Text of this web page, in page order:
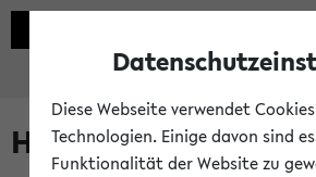
Hilfe & Kontakt
Diese Webseite verwendet
Technologien. Einige davon sind
Funktionalität der Website zu